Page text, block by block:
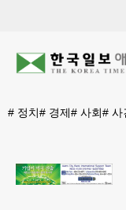
# 정치# 경제# 사회# 사